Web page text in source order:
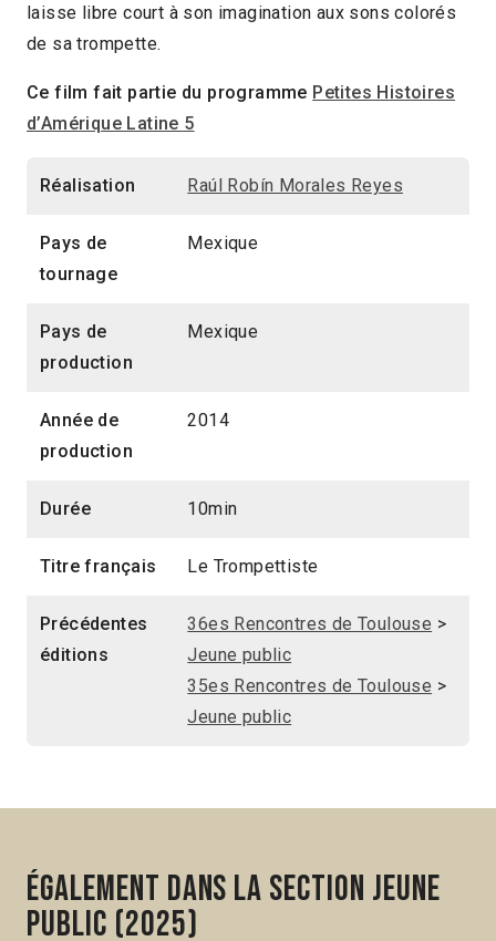
laisse libre court à son imagination aux sons colorés
de sa trompette.
Ce film fait partie du programme Petites Histoires
d’Amérique Latine 5
Réalisation Raúl Robín Morales Reyes
Pays de
tournage
Mexique
Pays de
production
Mexique
Année de
production
2014
Durée 10min
Titre français Le Trompettiste
Précédentes
éditions
36es Rencontres de Toulouse >
Jeune public
35es Rencontres de Toulouse >
Jeune public
Également dans la section Jeune
public (2025)